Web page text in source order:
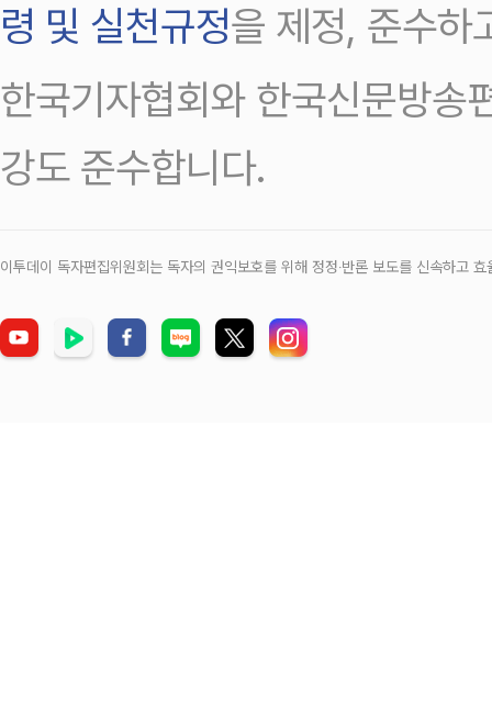
령 및 실천규정을 제정, 준수하
한국기자협회와 한국신문방송
강도 준수합니다.
이투데이 독자편집위원회는 독자의 권익보호를 위해 정정‧반론 보도를 신속하고